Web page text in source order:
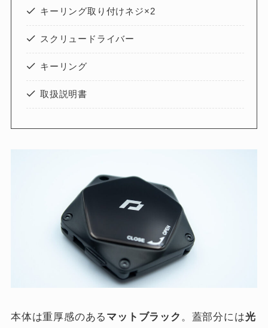
キーリング取り付けネジ×2
スクリュードライバー
キーリング
取扱説明書
本体は重厚感のある マットブラック 。蓋部分には光